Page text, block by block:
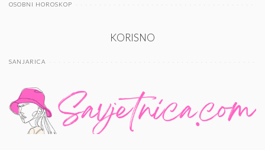
OSOBNI HOROSKOP
KORISNO
SANJARICA